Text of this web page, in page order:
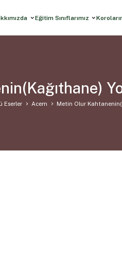
Eğitim Sınıflarımız
Eserler Acem Metin Olur